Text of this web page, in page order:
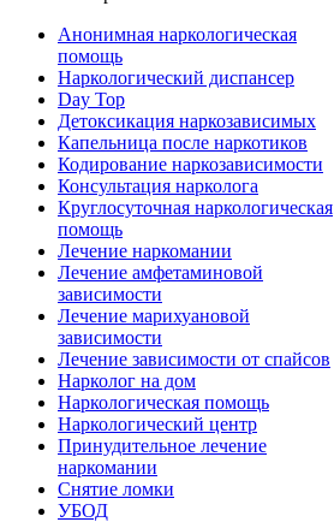
Анонимная наркологическая
помощь
Наркологический диспансер
Day Top
Детоксикация наркозависимых
Капельница после наркотиков
Кодирование наркозависимости
Консультация нарколога
Круглосуточная наркологическая
помощь
Лечение наркомании
Лечение амфетаминовой
зависимости
Лечение марихуановой
зависимости
Лечение зависимости от спайсов
Нарколог на дом
Наркологическая помощь
Наркологический центр
Принудительное лечение
наркомании
Снятие ломки
УБОД